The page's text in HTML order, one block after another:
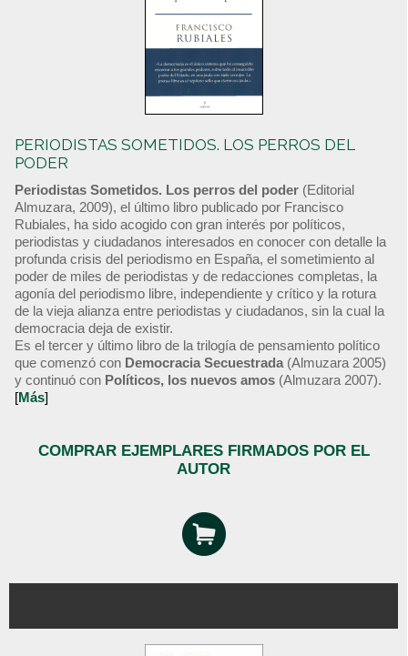
PERIODISTAS SOMETIDOS. LOS PERROS DEL
PODER
Periodistas Sometidos. Los perros del poder (Editorial
Almuzara, 2009), el último libro publicado por Francisco
Rubiales, ha sido acogido con gran interés por políticos,
periodistas y ciudadanos interesados en conocer con detalle la
profunda crisis del periodismo en España, el sometimiento al
poder de miles de periodistas y de redacciones completas, la
agonía del periodismo libre, independiente y crítico y la rotura
de la vieja alianza entre periodistas y ciudadanos, sin la cual la
democracia deja de existir.
Es el tercer y último libro de la trilogía de pensamiento político
que comenzó con Democracia Secuestrada (Almuzara 2005)
y continuó con Políticos, los nuevos amos (Almuzara 2007).
[Más]
COMPRAR EJEMPLARES FIRMADOS POR EL
AUTOR